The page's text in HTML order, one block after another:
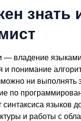
знать
— владение языками
и понимание
ни выполнять
по
синтаксиса языков
и работы с